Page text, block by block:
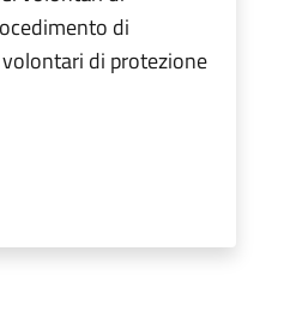
di
di protezione